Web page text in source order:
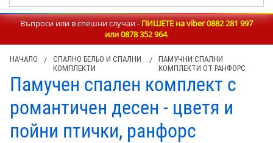
Въпроси или в спешни случаи -ПИШЕТЕ на viber 0882 281 997
или0878 352 964.
НАЧАЛО /
СПАЛНО БЕЛЬО И СПАЛНИ
КОМПЛЕКТИ
/
ПАМУЧНИ СПАЛНИ
КОМПЛЕКТИ ОТ РАНФОРС
Памучен спален комплект с
романтичен десен - цветя и
пойни птички, ранфорс